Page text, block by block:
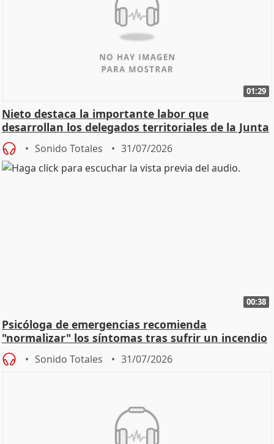
01:29
Nieto destaca la importante labor que
desarrollan los delegados territoriales de la Junta
Sonido Totales 31/07/2026
00:38
Psicóloga de emergencias recomienda
"normalizar" los síntomas tras sufrir un incendio
Sonido Totales 31/07/2026